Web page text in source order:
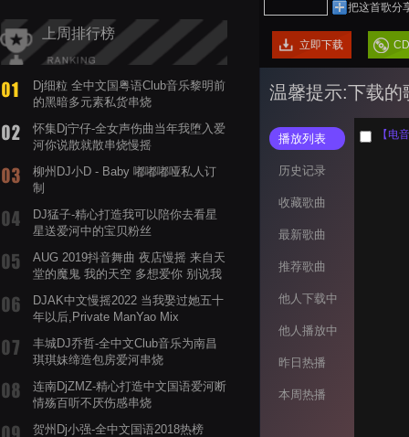
上周排行榜
Dj细粒 全中文国粤语Club音乐黎明前
的黑暗多元素私货串烧
怀集Dj宁仔-全女声伤曲当年我堕入爱
河你说散就散串烧慢摇
柳州DJ小D - Baby 嘟嘟嘟哑私人订
制
DJ猛子-精心打造我可以陪你去看星
星送爱河中的宝贝粉丝
AUG 2019抖音舞曲 夜店慢摇 来自天
堂的魔鬼 我的天空 多想爱你 别说我
DJAK中文慢摇2022 当我娶过她五十
年以后,Private ManYao Mix
丰城DJ乔哲-全中文Club音乐为南昌
琪琪妹缔造包房爱河串烧
连南DjZMZ-精心打造中文国语爱河断
情殇百听不厌伤感串烧
贺州Dj小强-全中文国语2018热榜
把这首歌分
立即下载
温馨提示:下载的
播放列表
历史记录
收藏歌曲
最新歌曲
推荐歌曲
他人下载中
他人播放中
昨日热播
本周热播
【电